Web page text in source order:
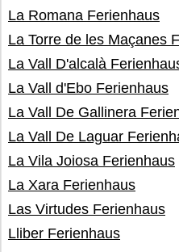
La Romana Ferienhaus
La Torre de les Maçanes
La Vall D'alcalà
La Vall d'Ebo Ferienhaus
La Vall De Gallinera
La Vall De Laguar
La Vila Joiosa Ferienhaus
La Xara Ferienhaus
Las Virtudes Ferienhaus
Lliber Ferienhaus